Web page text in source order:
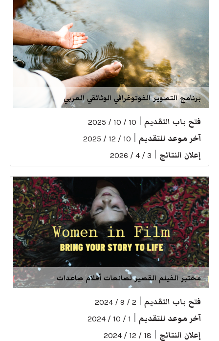
برنامج التصوير الفوتوغرافي الوثائقي العربي
فتح باب التقديم 10 / 10 / 2025
آخر موعد للتقديم 10 / 12 / 2025
إعلان النتائج 3 / 4 / 2026
مختبر الفيلم القصير لصانعات أفلام صاعدات
فتح باب التقديم 2 / 9 / 2024
آخر موعد للتقديم 1 / 10 / 2024
إعلان النتائج 18 / 12 / 2024